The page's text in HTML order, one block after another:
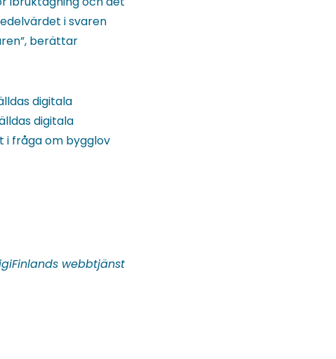
i svaren
berättar
digitala
digitala
i fråga om bygglov
webbtjänst